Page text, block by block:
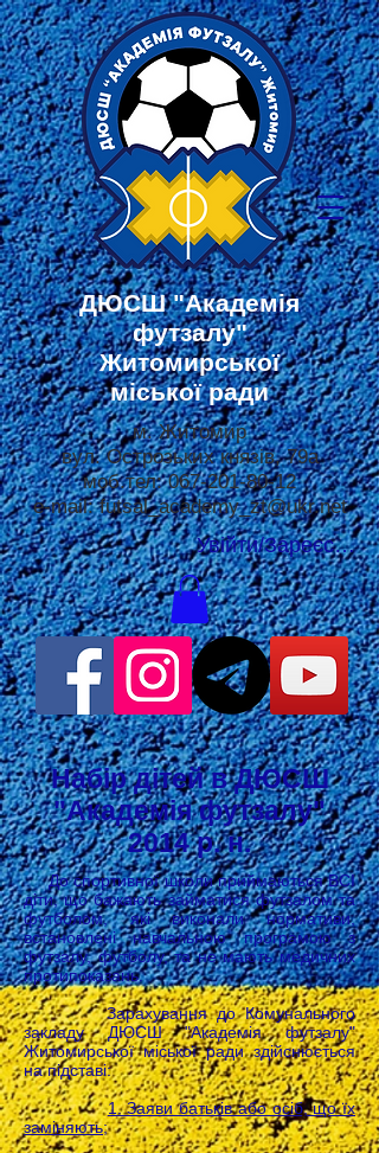
ДЮСШ"Академія
футзалу"
Житомирської
міської ради
Увійти/
м. Житомир
вул. Острозьких князів, 79а
моб.тел:067-201-80-12
e-mail:futsal_academy_zt@ukr.net
Набір дітей в ДЮСШ
"Академія футзалу"
2014 р. н.
До спортивної школи приймаються ВСІ
діти, що бажають займатися футзалом та
футболом, які виконали нормативи,
встановлені навчальною програмою з
футзалу, футболу, та не мають медичних
протипоказань.
Зарахування до Комунального
закладу ДЮСШ "Академія футзалу"
Житомирської міської ради здійснюється
на підставі:
1. Заяви батьків або осіб, що їх
заміняють;